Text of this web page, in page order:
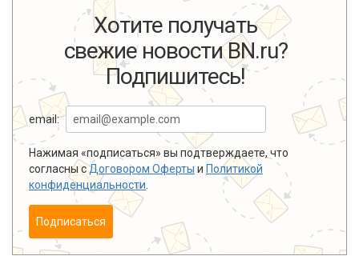
Хотите получать
свежие новости BN.ru?
Подпишитесь!
email:
Нажимая «подписаться» вы подтверждаете, что
согласны сДоговором Оферты и Политикой
конфиденциальности
Подписаться